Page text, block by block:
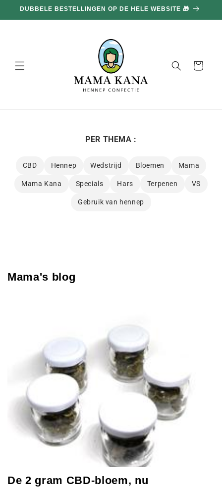
doorgaan
naar
100G GRATIS BIJ ELKE AANKOOP VAN 100€ 🔥
Mand
PER THEMA :
CBD Hennep Wedstrijd Bloemen Mama
Mama Kana Specials Hars Terpenen VS
Gebruik van hennep
Mama's blog
De 2 gram CBD-bloem, nu